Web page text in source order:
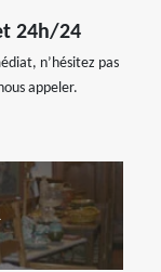
24h/24
n’hésitez pas
appeler.